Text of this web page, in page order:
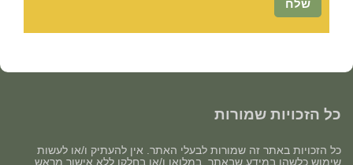
כל הזכויות שמורות
כל הזכויות באתר זה שמורות לבעלי האתר. אין להעתיק ו/או לעשות
שימוש כלשהו במידע שבאתר, במלואו ו/או בחלקו ללא אישור מראש